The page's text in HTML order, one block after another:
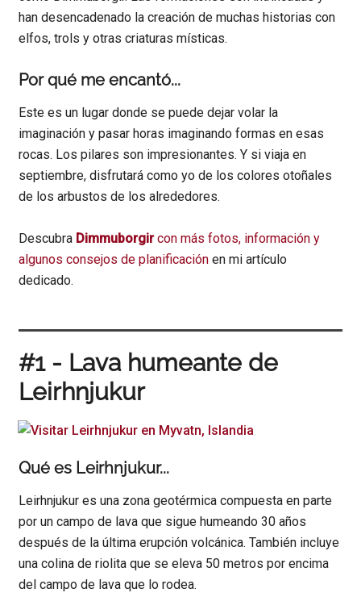
han desencadenado la creación de muchas historias con
elfos, trols y otras criaturas místicas.
Por qué me encantó...
Este es un lugar donde se puede dejar volar la
imaginación y pasar horas imaginando formas en esas
rocas. Los pilares son impresionantes. Y si viaja en
septiembre, disfrutará como yo de los colores otoñales
de los arbustos de los alrededores.
Descubra Dimmuborgircon más fotos, información y
algunos consejos de planificación en mi artículo
dedicado.
#1 - Lava humeante de
Leirhnjukur
Qué es Leirhnjukur...
Leirhnjukur es una zona geotérmica compuesta en parte
por un campo de lava que sigue humeando 30 años
después de la última erupción volcánica. También incluye
una colina de riolita que se eleva 50 metros por encima
del campo de lava que lo rodea.